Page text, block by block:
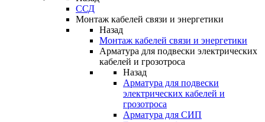
ССД
Монтаж кабелей связи и энергетики
Назад
Монтаж кабелей связи и энергетики
Арматура для подвески электрических
кабелей и грозотроса
Назад
Арматура для подвески
электрических кабелей и
грозотроса
Арматура для СИП